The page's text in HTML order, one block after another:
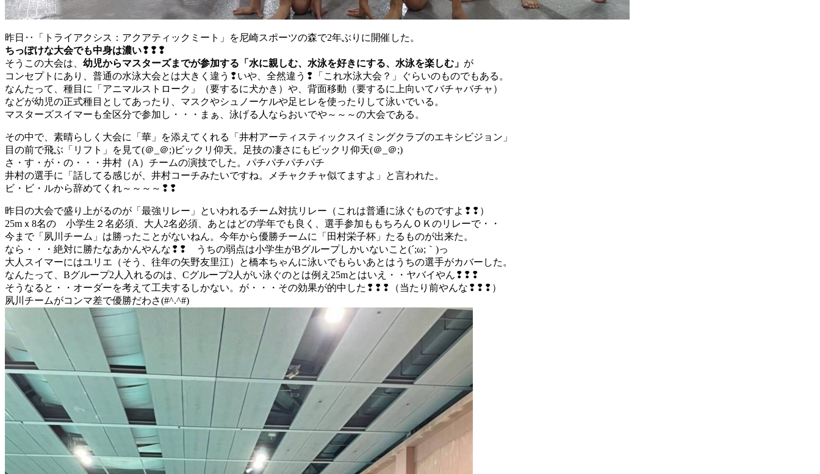
昨日‥「トライアクシス：アクアティックミート」を尼崎スポーツの森で2年ぶりに開催した。
ちっぽけな大会でも中身は濃い❢❢❢
そうこの大会は、 幼児からマスターズまでが参加する「水に親しむ、水泳を好きにする、水泳を楽しむ」 が
コンセプトにあり、普通の水泳大会とは大きく違う❢いや、全然違う❢「これ水泳大会？」ぐらいのものでもある。
なんたって、種目に「アニマルストローク」（要するに犬かき）や、背面移動（要するに上向いてバチャバチャ）
などが幼児の正式種目としてあったり、マスクやシュノーケルや足ヒレを使ったりして泳いでいる。
マスターズスイマーも全区分で参加し・・・まぁ、泳げる人ならおいでや～～～の大会である。
その中で、素晴らしく大会に「華」を添えてくれる「井村アーティスティックスイミングクラブのエキシビジョン」
目の前で飛ぶ「リフト」を見て(＠_＠;)ビックリ仰天。足技の凄さにもビックリ仰天(＠_＠;)
さ・す・が・の・・・井村（A）チームの演技でした。パチパチパチパチ
井村の選手に「話してる感じが、井村コーチみたいですね。メチャクチャ似てますよ」と言われた。
ビ・ビ・ルから辞めてくれ～～～～❢❢
昨日の大会で盛り上がるのが「最強リレー」といわれるチーム対抗リレー（これは普通に泳ぐものですよ❢❢）
25mｘ8名の 小学生２名必須、大人2名必須、あとはどの学年でも良く、選手参加ももちろんＯＫのリレーで・・
今まで「夙川チーム」は勝ったことがないねん。今年から優勝チームに「田村栄子杯」たるものが出来た。
なら・・・絶対に勝たなあかんやんな❢❢ うちの弱点は小学生がBグループしかいないこと(´;ω;｀)っ
大人スイマーにはユリエ（そう、往年の矢野友里江）と橋本ちゃんに泳いでもらいあとはうちの選手がカバーした。
なんたって、Bグループ2人入れるのは、Cグループ2人がい泳ぐのとは例え25mとはいえ・・ヤバイやん❢❢❢
そうなると・・オーダーを考えて工夫するしかない。が・・・その効果が的中した❢❢❢（当たり前やんな❢❢❢）
夙川チームがコンマ差で優勝だわさ(#^.^#)